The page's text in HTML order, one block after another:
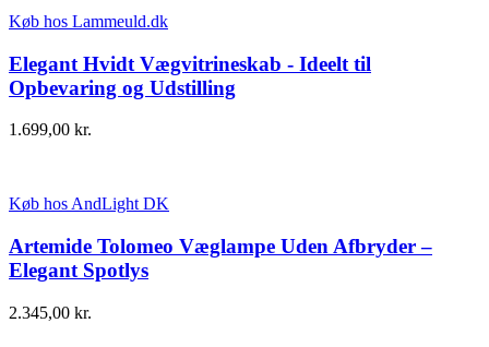
Køb hos Lammeuld.dk
Elegant Hvidt Vægvitrineskab - Ideelt til
Opbevaring og Udstilling
1.699,00 kr.
Køb hos AndLight DK
Artemide Tolomeo Væglampe Uden Afbryder –
Elegant Spotlys
2.345,00 kr.